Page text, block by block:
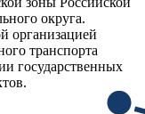
округа.
организацией
транспорта
государственных